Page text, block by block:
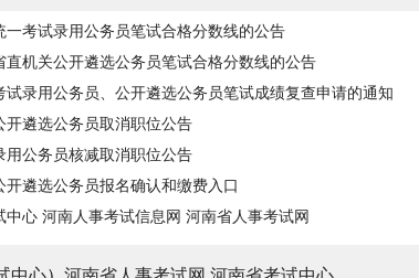
考试录用公务员笔试合格分数线的公告
机关公开遴选公务员笔试合格分数线的公告
录用公务员、公开遴选公务员笔试成绩复查申请的通知
遴选公务员取消职位公告
公务员核减取消职位公告
遴选公务员报名确认和缴费入口
中心 河南人事考试信息网 河南省人事考试网